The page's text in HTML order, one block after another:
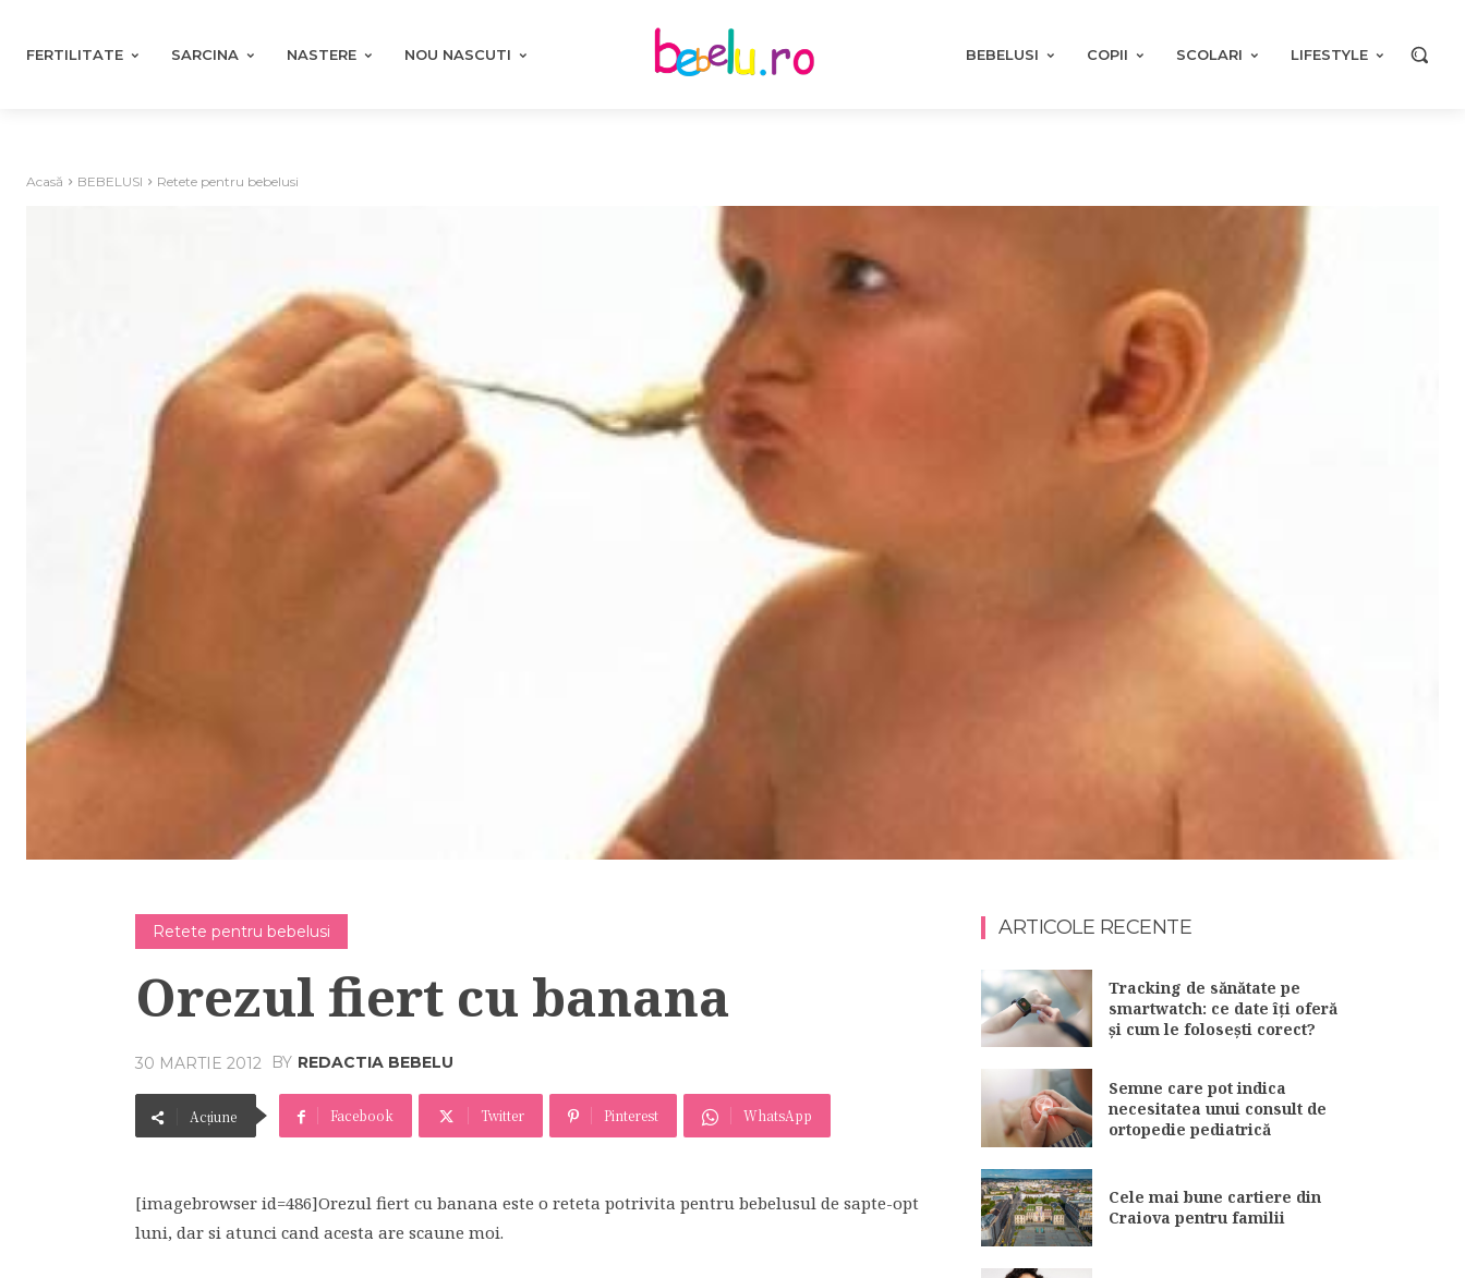
FERTILITATE SARCINA NASTERE NOU NASCUTI BEBELUSI COPII SCOLARI LIFESTYLE
Acasă BEBELUSI Retete pentru bebelusi
Retete pentru bebelusi
Orezul fiert cu banana
30 MARTIE 2012 BY REDACTIA BEBELU
Acțiune Facebook Twitter Pinterest WhatsApp
[imagebrowser id=486]Orezul fiert cu banana este o reteta potrivita pentru bebelusul de sapte-opt
luni, dar si atunci cand acesta are scaune moi.
ARTICOLE RECENTE
Tracking de sănătate pe
smartwatch: ce date îți oferă
și cum le folosești corect?
Semne care pot indica
necesitatea unui consult de
ortopedie pediatrică
Cele mai bune cartiere din
Craiova pentru familii